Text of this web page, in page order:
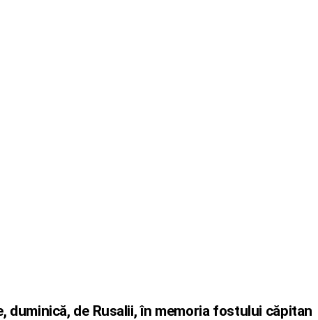
duminică, de Rusalii, în memoria fostului căpitan